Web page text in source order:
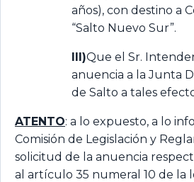
años), con destino a
“Salto Nuevo Sur”.
III)Que el Sr.
anuencia a la Junta
de Salto a tales
ATENTO: a lo expuesto, a lo
Comisión de Legislación y
solicitud de la anuencia
al artículo 35 numeral 10 de la